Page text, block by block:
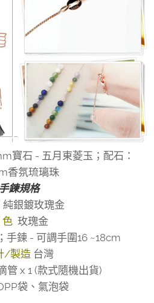
寶石 - 五月東菱玉；配石：
香氛琉璃珠
手鍊規格
純銀鍍玫瑰金
色 玫瑰金
手鍊 - 可調手圍16 ~18cm
/製造 台灣
管 x 1 (款式隨機出貨)
袋、氣泡袋